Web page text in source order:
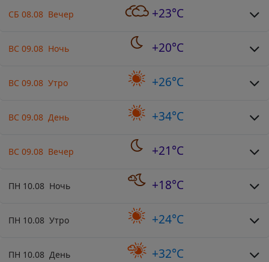
СБ 08.08 Вечер +23°C
ВС 09.08 Ночь +20°C
ВС 09.08 Утро +26°C
ВС 09.08 День +34°C
ВС 09.08 Вечер +21°C
ПН 10.08 Ночь +18°C
ПН 10.08 Утро +24°C
ПН 10.08 День +32°C